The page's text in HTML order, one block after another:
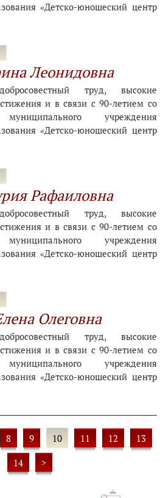
«Детско-юношеский центр
Леонидовна
труд, высокие
и в связи с 90-летием со
учреждения
«Детско-юношеский центр
Рафаиловна
труд, высокие
и в связи с 90-летием со
учреждения
«Детско-юношеский центр
Олеговна
труд, высокие
и в связи с 90-летием со
учреждения
«Детско-юношеский центр
8 9 10 11 12
13
14
>